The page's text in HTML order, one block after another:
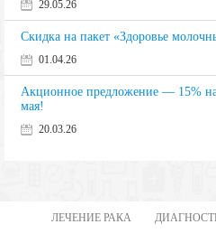
29.05.26
Скидка на пакет «Здоровье
01.04.26
Акционное предложение — 15%
мая!
20.03.26
ЛЕЧЕНИЕ РАКА